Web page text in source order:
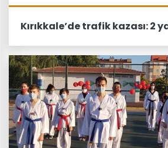
Kırıkkale’de trafik kazası: 2